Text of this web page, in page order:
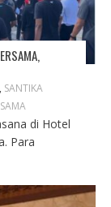
SANTIKA
di Hotel
Para